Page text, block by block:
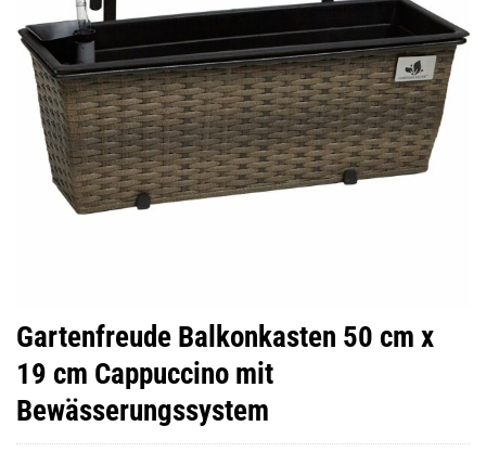
Gartenfreude Balkonkasten 50 cm x
19 cm Cappuccino mit
Bewässerungssystem